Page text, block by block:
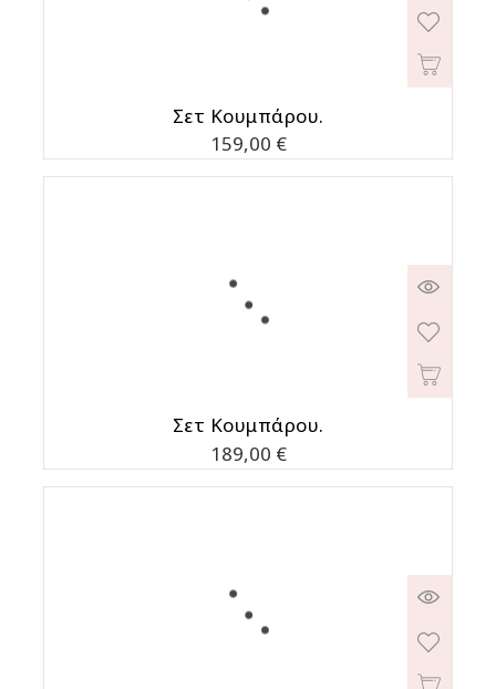
Σετ Κουμπάρου.
Τιμή
159,00 €
Σετ Κουμπάρου.
Τιμή
189,00 €